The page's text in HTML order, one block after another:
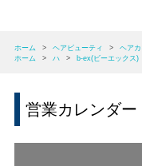
ホーム > ヘアビューティ > ヘア
ホーム
> ハ > b-ex(ビーエックス)
営業カレンダー